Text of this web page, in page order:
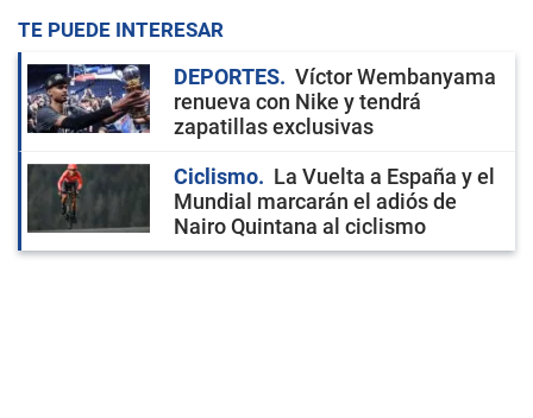
TE PUEDE INTERESAR
DEPORTES
Víctor Wembanyama
renueva con Nike y tendrá
zapatillas exclusivas
Ciclismo
La Vuelta a España y el
Mundial marcarán el adiós de
Nairo Quintana al ciclismo